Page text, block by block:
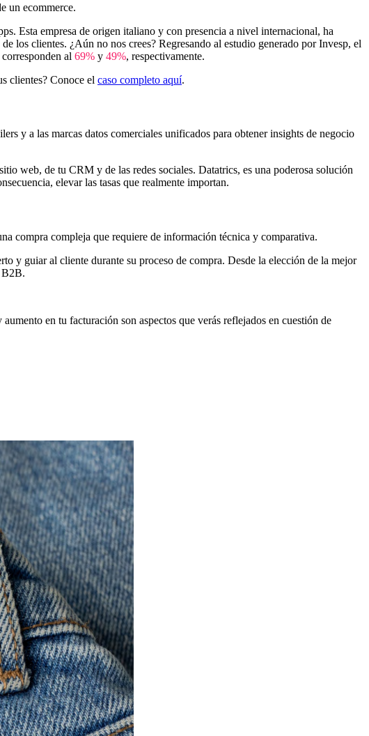
un ecommerce.
Esta empresa de origen italiano y con presencia a nivel internacional, ha
los clientes. ¿Aún no nos crees? Regresando al estudio generado por Invesp, el
al 69% y 49%, respectivamente.
clientes? Conoce el caso completo aquí.
y a las marcas datos comerciales unificados para obtener insights de negocio
web, de tu CRM y de las redes sociales. Datatrics, es una poderosa solución
elevar las tasas que realmente importan.
compra compleja que requiere de información técnica y comparativa.
y guiar al cliente durante su proceso de compra. Desde la elección de la mejor
B2B.
en tu facturación son aspectos que verás reflejados en cuestión de